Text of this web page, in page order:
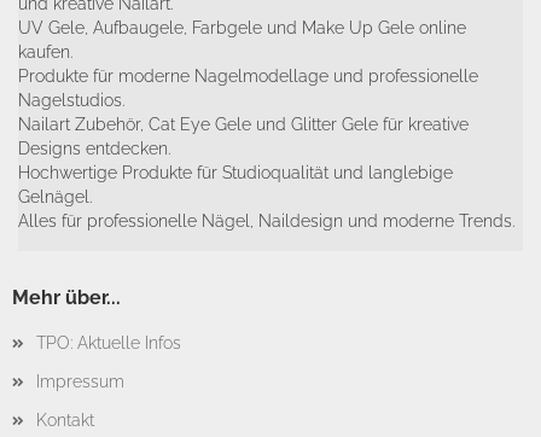
UV Gele, Aufbaugele, Farbgele und Make Up Gele online
kaufen.
Produkte für moderne Nagelmodellage und professionelle
Nagelstudios.
Nailart Zubehör, Cat Eye Gele und Glitter Gele für kreative
Designs entdecken.
Hochwertige Produkte für Studioqualität und langlebige
Gelnägel.
Alles für professionelle Nägel, Naildesign und moderne Trends.
Mehr über...
TPO: Aktuelle Infos
Impressum
Kontakt